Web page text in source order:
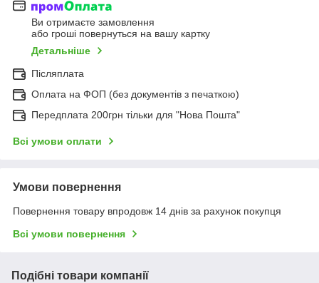
Ви отримаєте замовлення
або гроші повернуться на вашу картку
Детальніше
Післяплата
Оплата на ФОП (без документів з печаткою)
Передплата 200грн тільки для "Нова Пошта"
Всі умови оплати
Умови повернення
Повернення товару впродовж 14 днів за рахунок покупця
Всі умови повернення
Подібні товари компанії